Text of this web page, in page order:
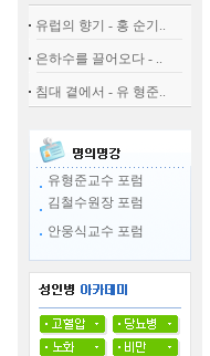
유럽의 향기 - 홍 순기..
은하수를 끌어오다 - ..
침대 곁에서 - 유 형준..
유형준교수 포럼
김철수원장 포럼
안웅식교수 포럼